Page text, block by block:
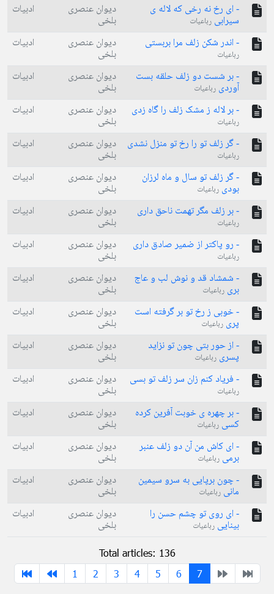
- ای رخ نه رخی که لاله ی
سیرابی رباعیات
دیوان عنصری
بلخی
ادبیات
- اندر شکن زلف مرا بربستی
رباعیات
دیوان عنصری
بلخی
ادبیات
- بر شست دو زلف حلقه بست
آوردی رباعیات
دیوان عنصری
بلخی
ادبیات
- بر لاله ز مشک زلف را گاه زدی
رباعیات
دیوان عنصری
بلخی
ادبیات
- گر زلف تو را رخ تو منزل نشدی
رباعیات
دیوان عنصری
بلخی
ادبیات
- گر زلف تو سال و ماه لرزان
بودی رباعیات
دیوان عنصری
بلخی
ادبیات
- بر زلف مگر تهمت ناحق داری
رباعیات
دیوان عنصری
بلخی
ادبیات
- رو پاکتر از ضمیر صادق داری
رباعیات
دیوان عنصری
بلخی
ادبیات
- شمشاد قد و نوش لب و عاج
بری رباعیات
دیوان عنصری
بلخی
ادبیات
- خوبی ز رخ تو بر گرفته است
پری رباعیات
دیوان عنصری
بلخی
ادبیات
- از حور بتی چون تو نزاید
پسری رباعیات
دیوان عنصری
بلخی
ادبیات
- فریاد کنم زان سر زلف تو بسی
رباعیات
دیوان عنصری
بلخی
ادبیات
- بر چهره ی خوبت آفرین کرده
کسی رباعیات
دیوان عنصری
بلخی
ادبیات
- ای کاش من آن دو زلف عنبر
برمی رباعیات
دیوان عنصری
بلخی
ادبیات
- چون برپایی به سرو سیمین
مانی رباعیات
دیوان عنصری
بلخی
ادبیات
- ای روی تو چشم حسن را
بینایی رباعیات
دیوان عنصری
بلخی
ادبیات
Total articles: 136
1
2 3 4 5 6 7